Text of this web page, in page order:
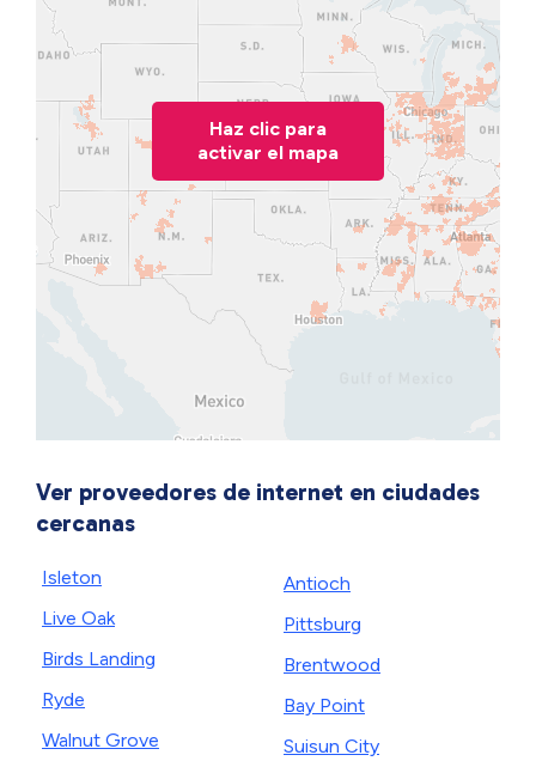
Haz clic para
activar el mapa
Ver proveedores de internet en ciudades
cercanas
Isleton
Live Oak
Birds Landing
Ryde
Walnut Grove
Antioch
Pittsburg
Brentwood
Bay Point
Suisun City